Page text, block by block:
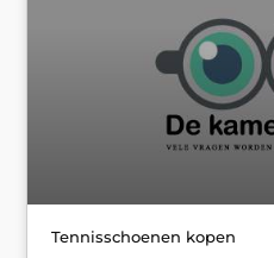
Tennisschoenen kopen